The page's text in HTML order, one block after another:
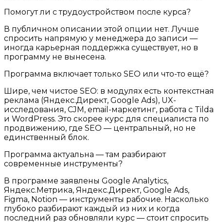
Помогут ли с трудоустройством после курса?
В публичном описании этой опции нет. Лучше
спросить напрямую у менеджера до записи —
иногда карьерная поддержка существует, но в
программу не вынесена.
Программа включает только SEO или что-то ещё?
Шире, чем чистое SEO: в модулях есть контекстная
реклама (Яндекс.Директ, Google Ads), UX-
исследования, CJM, email-маркетинг, работа с Tilda
и WordPress. Это скорее курс для специалиста по
продвижению, где SEO — центральный, но не
единственный блок.
Программа актуальна — там разбирают
современные инструменты?
В программе заявлены Google Analytics,
Яндекс.Метрика, Яндекс.Директ, Google Ads,
Figma, Notion — инструменты рабочие. Насколько
глубоко разбирают каждый из них и когда
последний раз обновляли курс — стоит спросить